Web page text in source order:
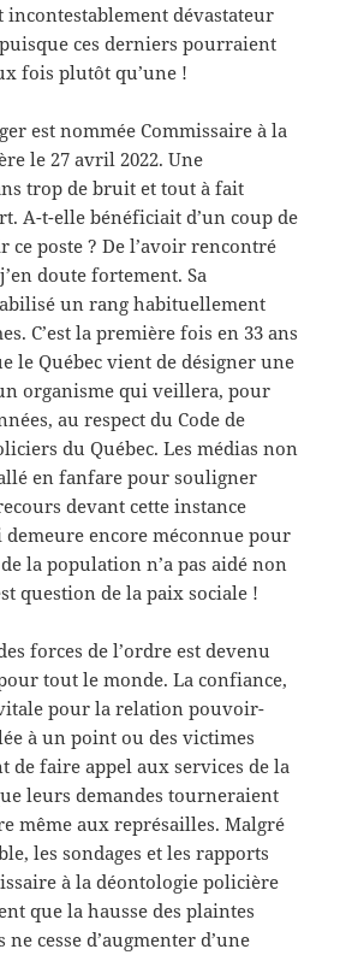
incontestablement dévastateur
ces derniers pourraient
fois plutôt qu’une !
est nommée Commissaire à la
le 27 avril 2022. Une
trop de bruit et tout à fait
A-t-elle bénéficiait d’un coup de
ce poste ? De l’avoir rencontré
doute fortement. Sa
un rang habituellement
C’est la première fois en 33 ans
le Québec vient de désigner une
organisme qui veillera, pour
au respect du Code de
du Québec. Les médias non
en fanfare pour souligner
devant cette instance
encore méconnue pour
la population n’a pas aidé non
question de la paix sociale !
forces de l’ordre est devenu
tout le monde. La confiance,
pour la relation pouvoir-
à un point ou des victimes
de faire appel aux services de la
leurs demandes tourneraient
même aux représailles. Malgré
les sondages et les rapports
à la déontologie policière
que la hausse des plaintes
cesse d’augmenter d’une